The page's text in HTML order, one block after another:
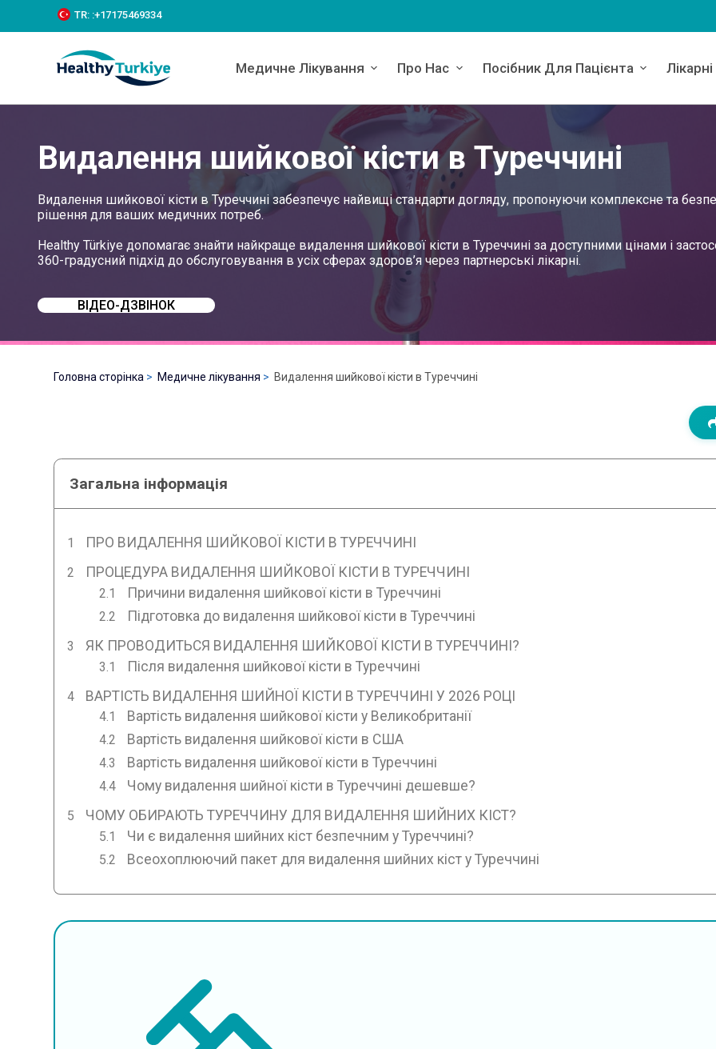
k
c
TR: :+‪17175469334‬
Медичне Лікування Про Нас Посібник Для Пацієнта Лікарні
Видалення шийкової кісти в Туреччині
Видалення шийкової кісти в Туреччині забезпечує найвищі стандарти догляду, пропонуючи комплексне та
рішення для ваших медичних потреб.
Healthy Türkiye допомагає знайти найкраще видалення шийкової кісти в Туреччині за доступними цінами і
360-градусний підхід до обслуговування в усіх сферах здоров’я через партнерські лікарні.
ВІДЕО-ДЗВІНОК
Головна сторінка Медичне лікування Видалення шийкової кісти в Туреччині
Загальна інформація
ПРО ВИДАЛЕННЯ ШИЙКОВОЇ КІСТИ В ТУРЕЧЧИНІ
ПРОЦЕДУРА ВИДАЛЕННЯ ШИЙКОВОЇ КІСТИ В ТУРЕЧЧИНІ
Причини видалення шийкової кісти в Туреччині
Підготовка до видалення шийкової кісти в Туреччині
ЯК ПРОВОДИТЬСЯ ВИДАЛЕННЯ ШИЙКОВОЇ КІСТИ В ТУРЕЧЧИНІ?
Після видалення шийкової кісти в Туреччині
ВАРТІСТЬ ВИДАЛЕННЯ ШИЙНОЇ КІСТИ В ТУРЕЧЧИНІ У 2026 РОЦІ
Вартість видалення шийкової кісти у Великобританії
Вартість видалення шийкової кісти в США
Вартість видалення шийкової кісти в Туреччині
Чому видалення шийної кісти в Туреччині дешевше?
ЧОМУ ОБИРАЮТЬ ТУРЕЧЧИНУ ДЛЯ ВИДАЛЕННЯ ШИЙНИХ КІСТ?
Чи є видалення шийних кіст безпечним у Туреччині?
Всеохоплюючий пакет для видалення шийних кіст у Туреччині